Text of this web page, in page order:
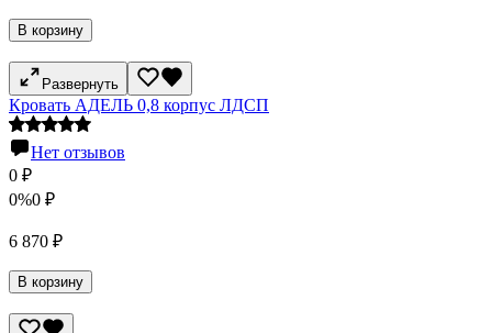
В корзину
Развернуть
Кровать АДЕЛЬ 0,8 корпус ЛДСП
Нет отзывов
0 ₽
0%0 ₽
6 870 ₽
В корзину